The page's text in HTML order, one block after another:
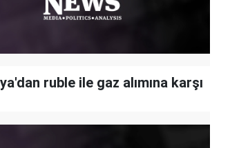
ruble ile gaz alımına karşı